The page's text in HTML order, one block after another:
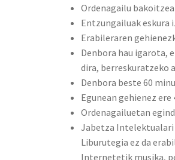
Ordenagailu
Entzungailuak eskura
Erabileraren
Denbora hau igarota,
dira, berreskuratzeko
Denbora beste 60
Egunean gehienez
Ordenagailuetan
Jabetza Intelektualari
Liburutegia ez da
Internetetik musika,